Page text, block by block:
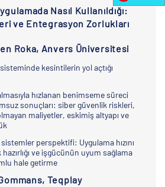
Nasıl Kullanıldığı:
ve Entegrasyon Zorlukları
Roka, Anvers Üniversitesi
kesintilerin yol açtığı
hızlanan benimseme süreci
sonuçları: siber güvenlik riskleri,
maliyetler, eskimiş altyapı ve
perspektifi: Uygulama hızını
ve işgücünün uyum sağlama
hale getirme
Teqplay